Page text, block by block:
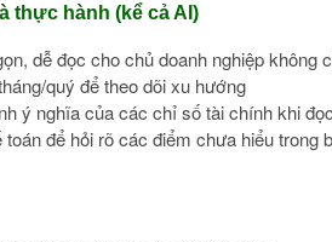
thực hành (kể cả AI)
dễ đọc cho chủ doanh nghiệp không
quý để theo dõi xu hướng
ý nghĩa của các chỉ số tài chính khi
để hỏi rõ các điểm chưa hiểu trong